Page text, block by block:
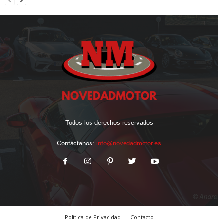
Todos los derechos reservados
Contáctanos: info@novedadmotor.es
Política de Privacidad Contacto